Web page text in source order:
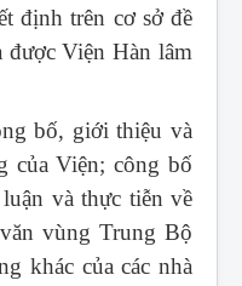
định trên cơ sở đề
Viện Hàn lâm
bố, giới thiệu và
của Viện; công bố
và thực tiễn về
vùng Trung Bộ
khác của các nhà